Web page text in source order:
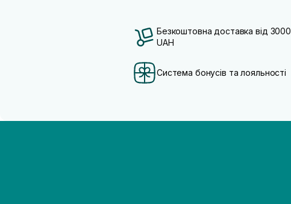
Безкоштовна доставка від 3000
UAH
Система бонусів та лояльності